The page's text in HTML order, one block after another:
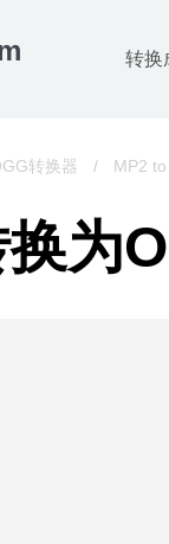
转换
转换器 / MP2
为